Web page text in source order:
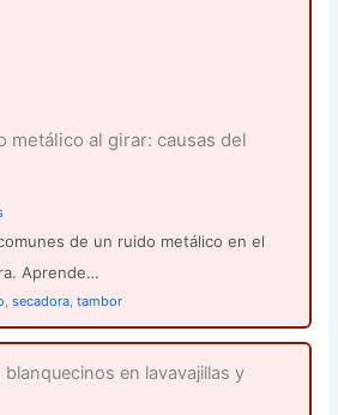
metálico al girar: causas del
de un ruido metálico en el
Aprende…
,secadora,tambor